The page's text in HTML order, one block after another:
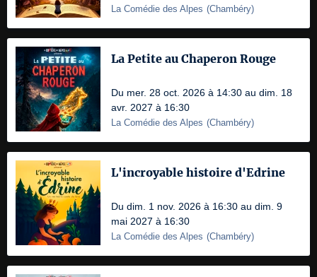
La Comédie des Alpes (Chambéry)
La Petite au Chaperon Rouge
Du mer. 28 oct. 2026 à 14:30 au dim. 18
avr. 2027 à 16:30
La Comédie des Alpes (Chambéry)
L'incroyable histoire d'Edrine
Du dim. 1 nov. 2026 à 16:30 au dim. 9
mai 2027 à 16:30
La Comédie des Alpes (Chambéry)